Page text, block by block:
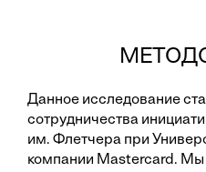
Данное исследование
сотрудничества
им. Флетчера при
компании Mastercard. Мы